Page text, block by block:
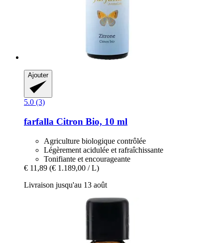
Ajouter
5.0 (3)
farfalla Citron Bio, 10 ml
Agriculture biologique contrôlée
Légèrement acidulée et rafraîchissante
Tonifiante et encourageante
€ 11,89 (€ 1.189,00 / L)
Livraison jusqu'au 13 août